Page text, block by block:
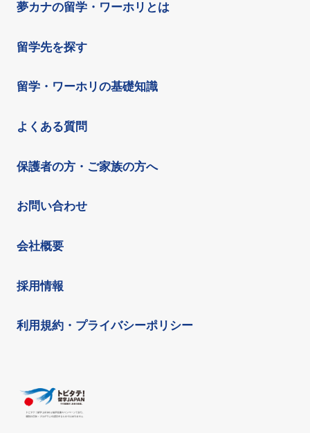
夢カナの留学・ワーホリとは
留学先を探す
留学・ワーホリの基礎知識
よくある質問
保護者の方・ご家族の方へ
お問い合わせ
会社概要
採用情報
利用規約・プライバシーポリシー